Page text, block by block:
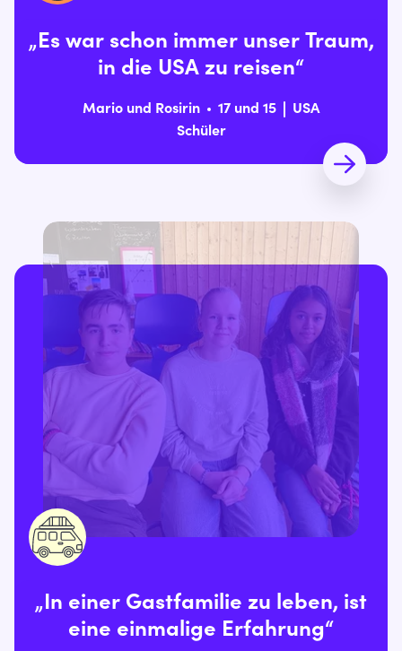
„Es war schon immer unser Traum,
in die USA zu reisen“
Mario und Rosirin 17 und 15
USA
Schüler
„In einer Gastfamilie zu leben, ist
eine einmalige Erfahrung“